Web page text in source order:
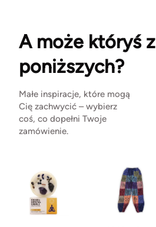
A może któryś z
poniższych?
Małe inspiracje, które mogą
Cię zachwycić – wybierz
coś, co dopełni Twoje
zamówienie.